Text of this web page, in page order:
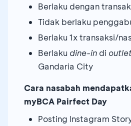
Berlaku dengan
Tidak berlaku
Berlaku 1x transaksi/
Berlaku dine-in di
Gandaria City
Cara nasabah
myBCA Pairfect Day
Posting Instagram